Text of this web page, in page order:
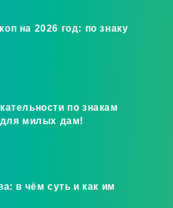
на 2026 год: по знаку
по знакам
для милых дам!
в чём суть и как им